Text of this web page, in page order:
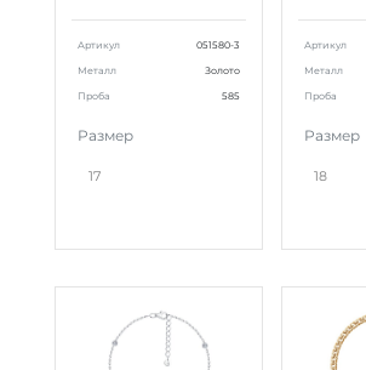
Артикул 051580-3
Металл Золото
Проба 585
Размер
17
Артикул
Металл
Проба
Размер
18